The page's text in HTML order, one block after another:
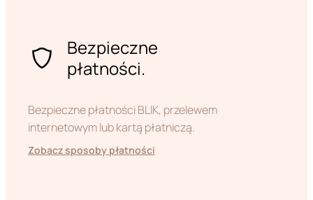
Bezpieczne
płatności.
Bezpieczne płatności BLIK, przelewem
internetowym lub kartą płatniczą.
Zobacz sposoby płatności